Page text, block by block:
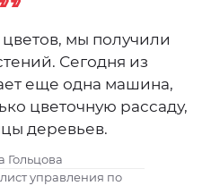
мы получили
Сегодня из
еще одна машина,
цветочную рассаду,
деревьев.
Гольцова
управления по